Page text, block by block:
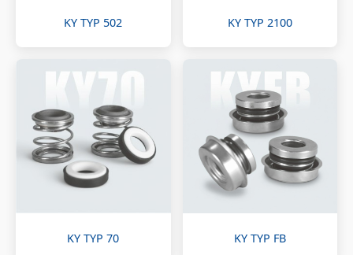
KY TYP 502 KY TYP 2100
KY TYP 70 KY TYP FB